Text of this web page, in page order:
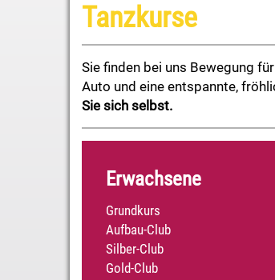
Tanzkurse
Sie finden bei uns Bewegung
Auto und eine entspannte,
Sie sich selbst.
Erwachsene
Grundkurs
Aufbau-Club
Silber-Club
Gold-Club